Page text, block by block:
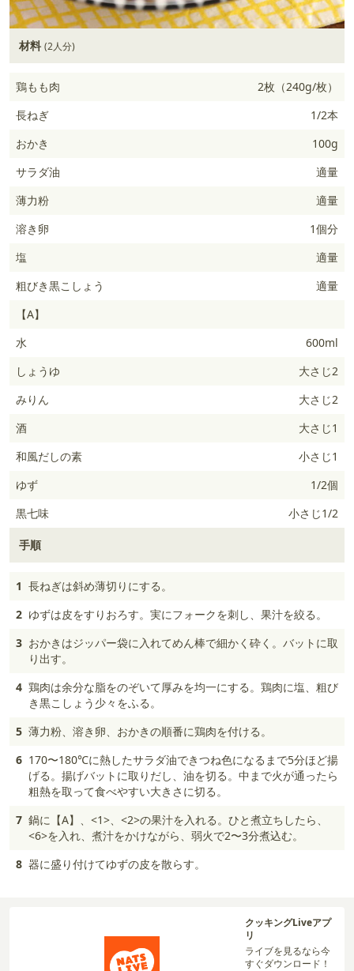
材料 (2人分)
鶏もも肉
2枚（240g/枚）
長ねぎ
1/2本
おかき
100g
サラダ油
適量
薄力粉
適量
溶き卵
1個分
塩
適量
粗びき黒こしょう
適量
【A】
水
600ml
しょうゆ
大さじ2
みりん
大さじ2
酒
大さじ1
和風だしの素
小さじ1
ゆず
1/2個
黒七味
小さじ1/2
手順
1 長ねぎは斜め薄切りにする。
2 ゆずは皮をすりおろす。実にフォークを刺し、果汁を絞る。
3 おかきはジッパー袋に入れてめん棒で細かく砕く。バットに取
り出す。
4 鶏肉は余分な脂をのぞいて厚みを均一にする。鶏肉に塩、粗び
き黒こしょう少々をふる。
5 薄力粉、溶き卵、おかきの順番に鶏肉を付ける。
6 170〜180℃に熱したサラダ油できつね色になるまで5分ほど揚
げる。揚げバットに取りだし、油を切る。中まで火が通ったら
粗熱を取って食べやすい大きさに切る。
7 鍋に【A】、<1>、<2>の果汁を入れる。ひと煮立ちしたら、
<6>を入れ、煮汁をかけながら、弱火で2〜3分煮込む。
8 器に盛り付けてゆずの皮を散らす。
クッキングLiveアプ
リ
ライブを見るなら今
すぐダウンロード！